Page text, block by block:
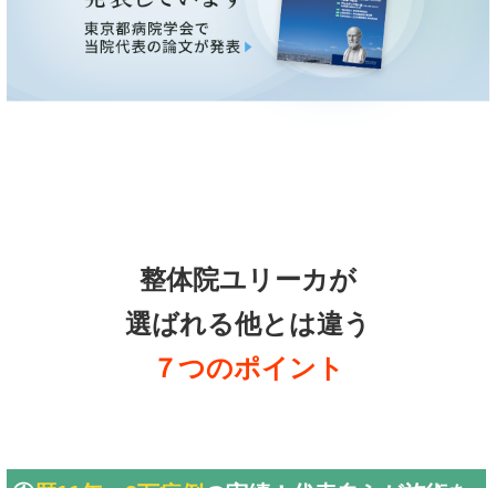
整体院ユリーカが
選ばれる他とは違う
７つのポイント